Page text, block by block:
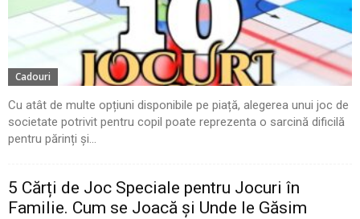
Cadouri
Cu atât de multe opțiuni disponibile pe piață, alegerea unui joc de
societate potrivit pentru copil poate reprezenta o sarcină dificilă
pentru părinți și...
5 Cărți de Joc Speciale pentru Jocuri în
Familie. Cum se Joacă și Unde le Găsim